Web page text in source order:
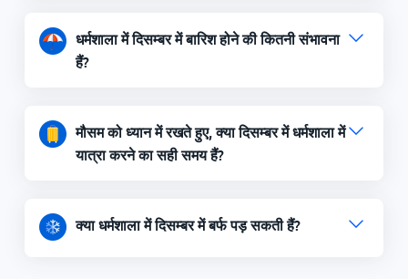
धर्मशाला में दिसम्बर में बारिश होने की कितनी संभावना
हैं?
मौसम को ध्यान में रखते हुए, क्या दिसम्बर में धर्मशाला में
यात्रा करने का सही समय हैं?
क्या धर्मशाला में दिसम्बर में बर्फ पड़ सकती हैं?